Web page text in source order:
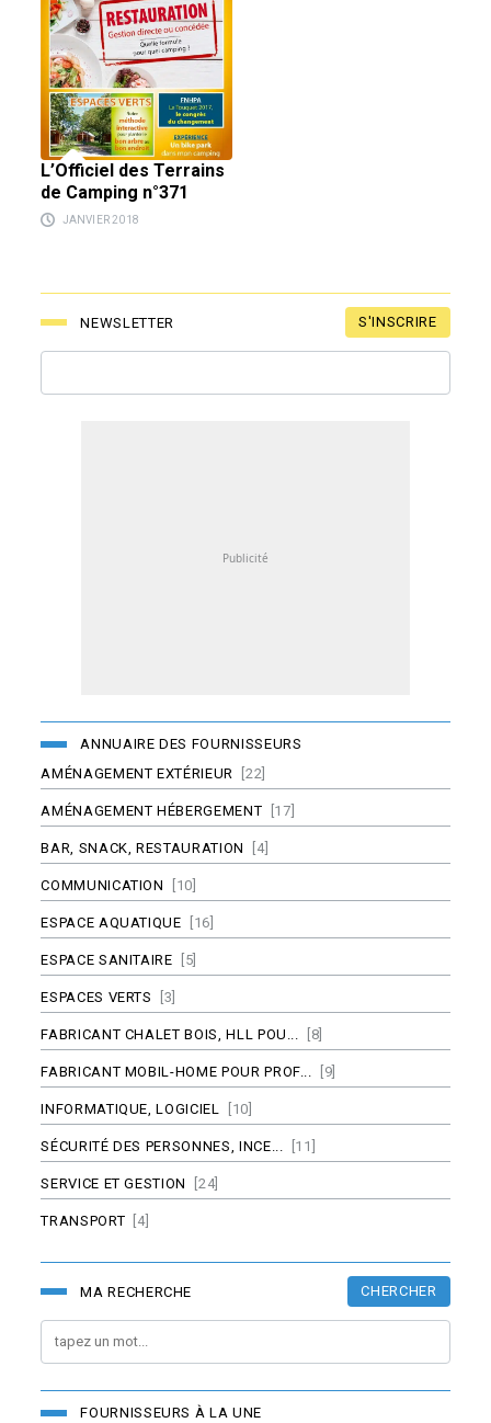
L’Officiel des Terrains
de Camping n°371
JANVIER 2018
NEWSLETTER S'INSCRIRE
ANNUAIRE DES FOURNISSEURS
AMÉNAGEMENT EXTÉRIEUR [22]
AMÉNAGEMENT HÉBERGEMENT [17]
BAR, SNACK, RESTAURATION [4]
COMMUNICATION [10]
ESPACE AQUATIQUE [16]
ESPACE SANITAIRE [5]
ESPACES VERTS [3]
FABRICANT CHALET BOIS, HLL POU... [8]
FABRICANT MOBIL-HOME POUR PROF... [9]
INFORMATIQUE, LOGICIEL [10]
SÉCURITÉ DES PERSONNES, INCE... [11]
SERVICE ET GESTION [24]
TRANSPORT [4]
MA RECHERCHE CHERCHER
FOURNISSEURS À LA UNE